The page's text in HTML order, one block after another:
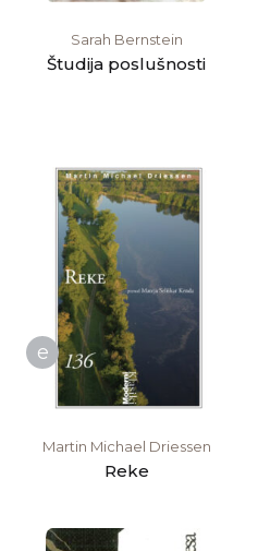
Sarah Bernstein
Študija poslušnosti
e
Martin Michael Driessen
Reke